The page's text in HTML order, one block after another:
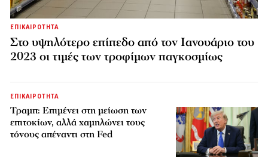
ΕΠΙΚΑΙΡΟΤΗΤΑ
Στο υψηλότερο επίπεδο από τον Ιανουάριο του
2023 οι τιμές των τροφίμων παγκοσμίως
ΕΠΙΚΑΙΡΟΤΗΤΑ
Τραμπ: Επιμένει στη μείωση των
επιτοκίων, αλλά χαμηλώνει τους
τόνους απέναντι στη Fed